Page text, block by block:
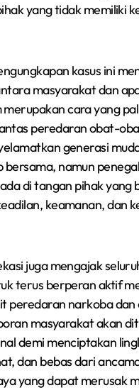
yang tidak memiliki
kasus ini
masyarakat dan
merupakan cara yang
peredaran obat-
generasi
namun
di tangan pihak yang
keamanan, dan
juga mengajak
terus berperan aktif
peredaran narkoba dan
masyarakat akan
demi menciptakan
dan bebas dari
yang dapat merusak